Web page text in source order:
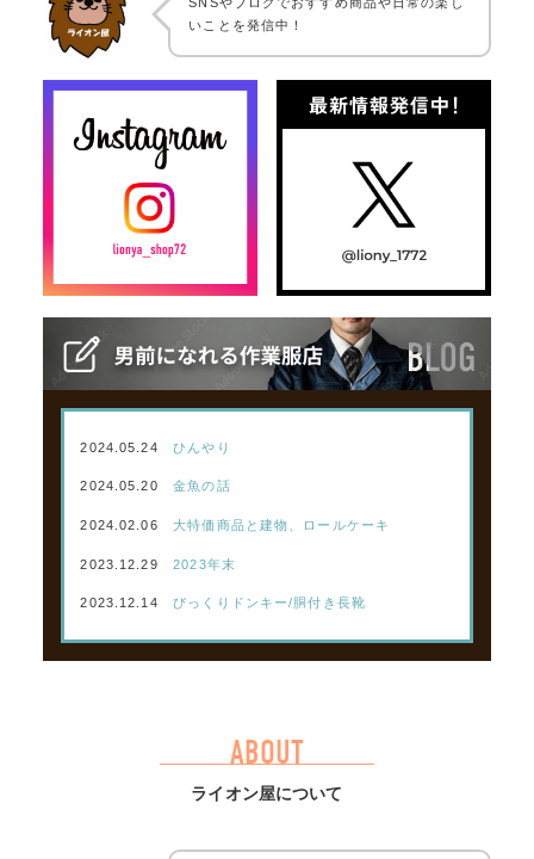
いことを発信中！
2024.05.24 ひんやり
2024.05.20 金魚の話
2024.02.06 大特価商品と建物、ロールケーキ
2023.12.29 2023年末
2023.12.14 びっくりドンキー/胴付き長靴
ABOUT
ライオン屋について